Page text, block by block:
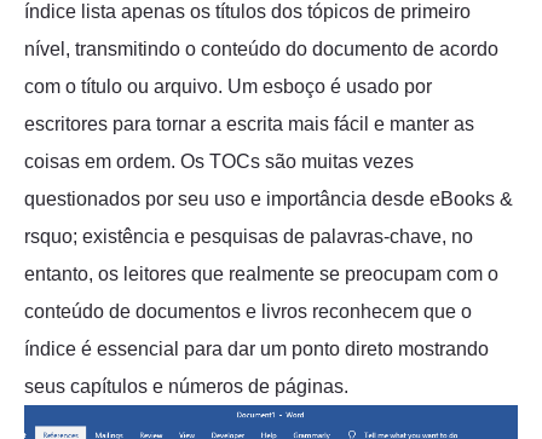
índice lista apenas os títulos dos tópicos de primeiro
nível, transmitindo o conteúdo do documento de acordo
com o título ou arquivo. Um esboço é usado por
escritores para tornar a escrita mais fácil e manter as
coisas em ordem. Os TOCs são muitas vezes
questionados por seu uso e importância desde eBooks &
rsquo; existência e pesquisas de palavras-chave, no
entanto, os leitores que realmente se preocupam com o
conteúdo de documentos e livros reconhecem que o
índice é essencial para dar um ponto direto mostrando
seus capítulos e números de páginas.